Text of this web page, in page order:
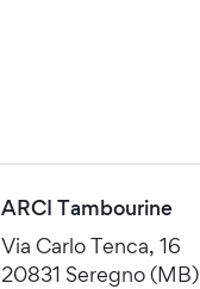
ARCI Tambourine
Via Carlo Tenca, 16
20831 Seregno (MB)